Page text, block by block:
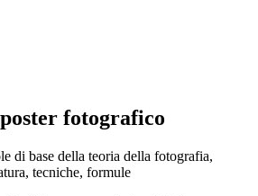
fotografico
di base della teoria della fotografia,
tecniche, formule